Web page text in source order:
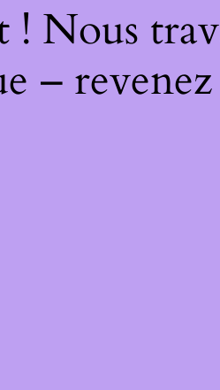
Nous
–